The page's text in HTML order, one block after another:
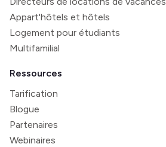
Appart'hôtels et hôtels
Logement pour étudiants
Multifamilial
Ressources
Tarification
Blogue
Partenaires
Webinaires